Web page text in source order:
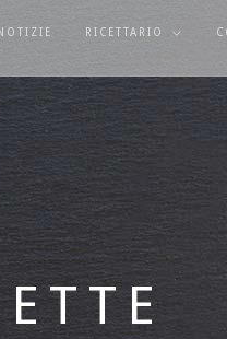
NOTIZIE RICETTARIO